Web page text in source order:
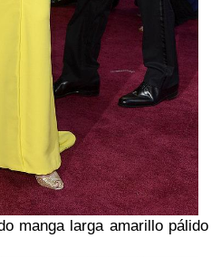
manga larga amarillo pálido